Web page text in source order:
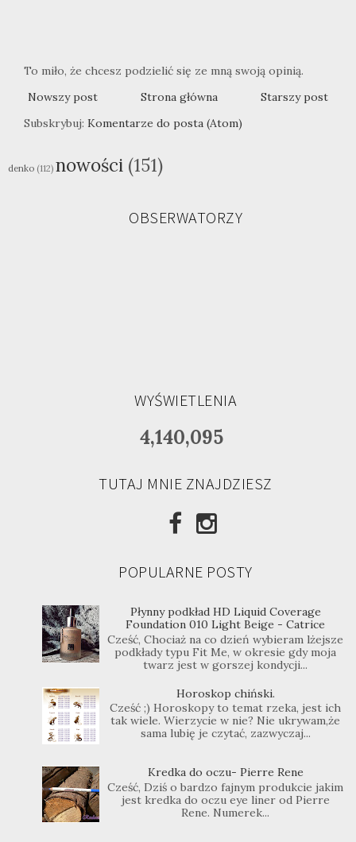
To miło, że chcesz podzielić się ze mną swoją opinią.
Nowszy post
Starszy post
Strona główna
Subskrybuj: Komentarze do posta (Atom)
denko (112) nowości (151)
OBSERWATORZY
WYŚWIETLENIA
4,140,095
TUTAJ MNIE ZNAJDZIESZ
POPULARNE POSTY
Płynny podkład HD Liquid Coverage
Foundation 010 Light Beige - Catrice
Cześć, Chociaż na co dzień wybieram lżejsze
podkłady typu Fit Me, w okresie gdy moja
twarz jest w gorszej kondycji...
Horoskop chiński.
Cześć ;) Horoskopy to temat rzeka, jest ich
tak wiele. Wierzycie w nie? Nie ukrywam,że
sama lubię je czytać, zazwyczaj...
Kredka do oczu- Pierre Rene
Cześć, Dziś o bardzo fajnym produkcie jakim
jest kredka do oczu eye liner od Pierre
Rene. Numerek...